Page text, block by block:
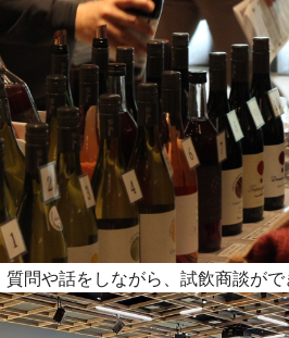
質問や話をしながら、試飲商談がで